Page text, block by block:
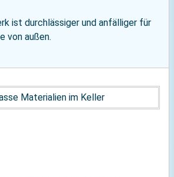
ist durchlässiger und anfälliger für
von außen.